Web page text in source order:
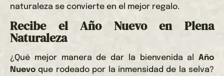
naturaleza se convierte en el mejor regalo.
Recibe el Año Nuevo en Plena
Naturaleza
¿Qué mejor manera de dar la bienvenida al Año
Nuevo que rodeado por la inmensidad de la selva?